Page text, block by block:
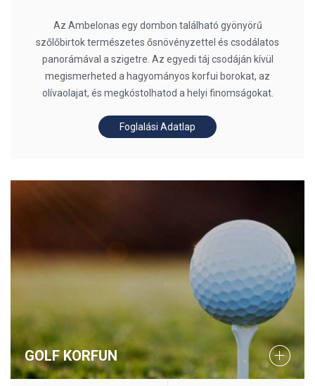
Az Ambelonas egy dombon található gyönyörű
szőlőbirtok természetes ősnövényzettel és csodálatos
panorámával a szigetre. Az egyedi táj csodáján kívül
megismerheted a hagyományos korfui borokat, az
olívaolajat, és megkóstolhatod a helyi finomságokat.
Foglalási Adatlap
GOLF KORFUN